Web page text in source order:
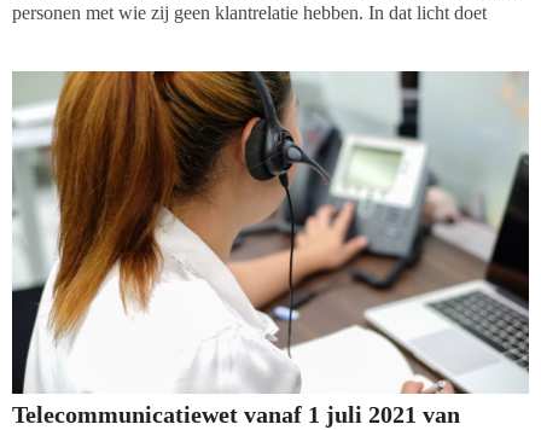
personen met wie zij geen klantrelatie hebben. In dat licht doet
te handhaven, omdat de telemarketingsector vindt dat ‘het succes
van de nieuwe regels valt of staat met handhaving.’ Alleen zo
worden de telemarketingbureaus die voor irritatie zorgen aangepakt,
vinden zij.
Telecommunicatiewet vanaf 1 juli 2021 van